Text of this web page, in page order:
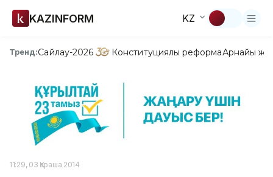
KAZINFORM KZ
Тренд:Сайлау-2026 Конституциялық реформаАрнайы
11:29, 03 Қараша 2014